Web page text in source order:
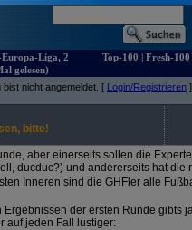
Europa-Liga, 2
gelesen)
Top-100 | Fresh-100
bist nicht angemeldet. [ Login/Registrieren ]
bitte!
aber einerseits sollen die
ducduc?) und andererseits hat die
Inneren sind die GHFler alle
Ergebnissen der ersten Runde gibts
auf jeden Fall lustiger: